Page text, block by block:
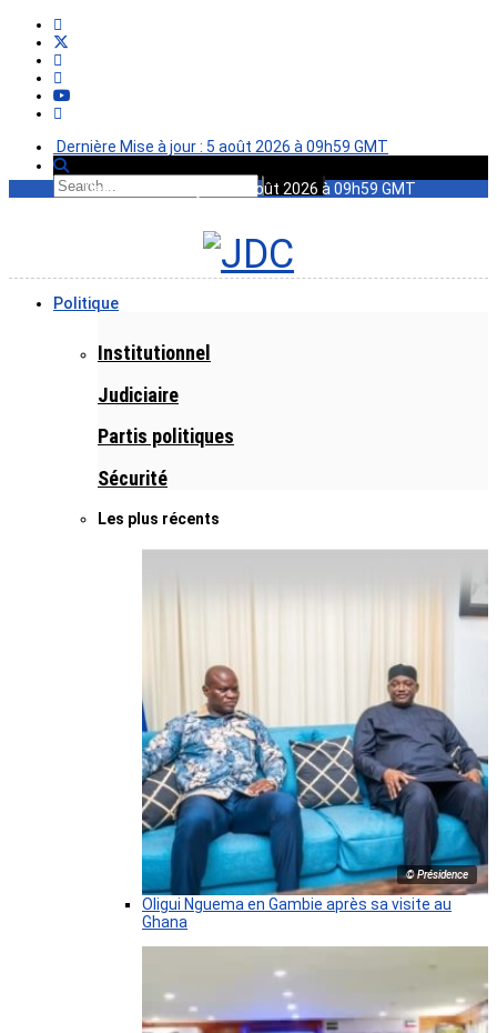
Dernière Mise à jour : 5 août 2026 à 09h59 GMT
Dernière Mise à jour : 5 août 2026 à 09h59 GMT
Politique
Institutionnel
Judiciaire
Partis politiques
Sécurité
Les plus récents
© Présidence
Oligui Nguema en Gambie après sa visite au
Ghana